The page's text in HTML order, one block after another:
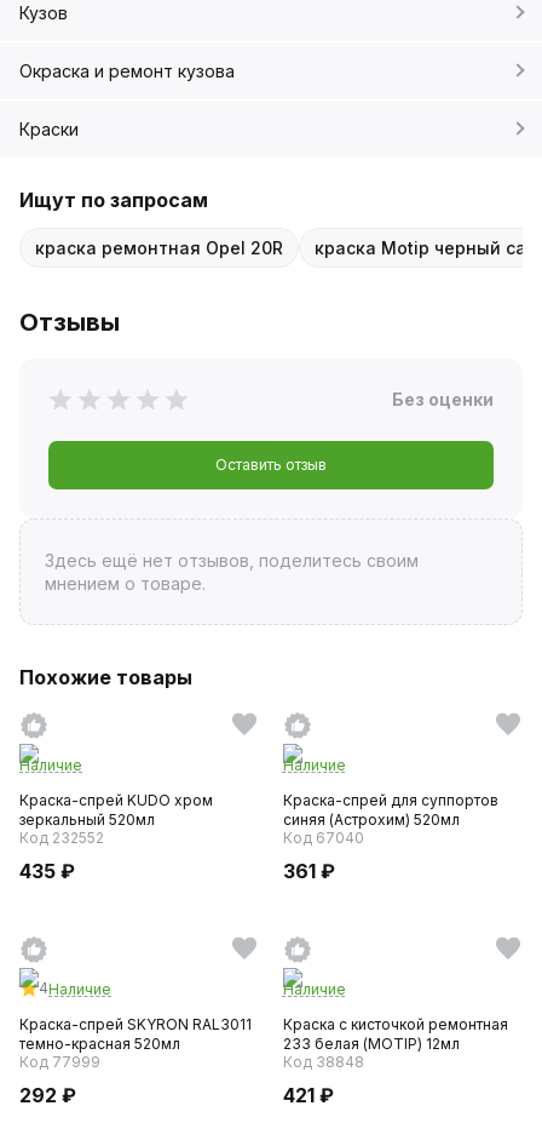
Кузов
Окраска и ремонт кузова
Краски
Ищут по запросам
краска ремонтная Opel 20R краска Motip черный
Отзывы
Без оценки
Оставить отзыв
Здесь ещё нет отзывов, поделитесь своим
мнением о товаре.
Похожие товары
Наличие
Краска-спрей KUDO хром
зеркальный 520мл
Код 232552
435 ₽
Наличие
Краска-спрей для суппортов
синяя (Астрохим) 520мл
Код 67040
361 ₽
4Наличие
Краска-спрей SKYRON RAL3011
темно-красная 520мл
Код 77999
292 ₽
Наличие
Краска с кисточкой ремонтная
233 белая (MOTIP) 12мл
Код 38848
421 ₽